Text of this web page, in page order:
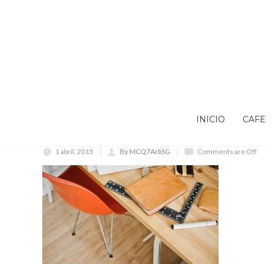
INICIO CAFE
1 abril, 2015 By MCQ7ArbSG Comments are Off